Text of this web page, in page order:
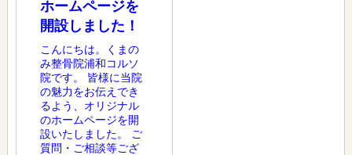
ホームページを
開設しました！
こんにちは。くまの
み整骨院浦和コルソ
院です。 皆様に当院
の魅力をお伝えでき
るよう、オリジナル
のホームページを開
設いたしました。 ご
質問・ご相談等ござ